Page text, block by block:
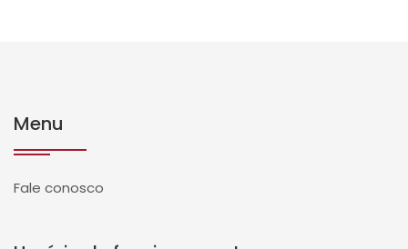
Menu
Fale conosco